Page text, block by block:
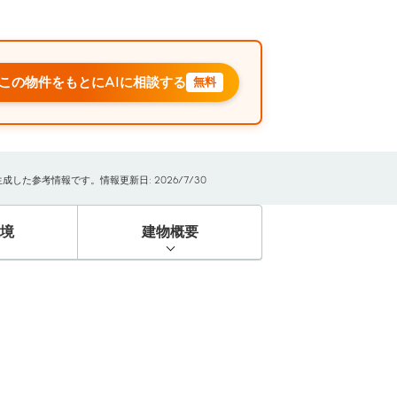
の物件をもとにAIに相談する 無料
成した参考情報です。情報更新日: 2026/7/30
建物概要